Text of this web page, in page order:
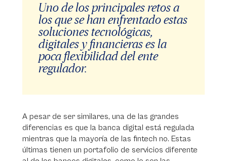
Uno de los principales retos a
los que se han enfrentado estas
soluciones tecnológicas,
digitales y financieras es la
poca flexibilidad del ente
regulador.
A pesar de ser similares, una de las grandes
diferencias es que la banca digital está regulada
mientras que la mayoría de las fintech no. Estas
últimas tienen un portafolio de servicios diferente